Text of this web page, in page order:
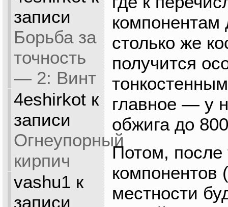
записи
Борьба за
точность
— 2: Винт
4eshirkotк
записи
Огнеупорный
кирпич
vashu1 к
записи
компонентам
столько же
получится
главное — у
обжига до
Потом, после
компонентов
местности